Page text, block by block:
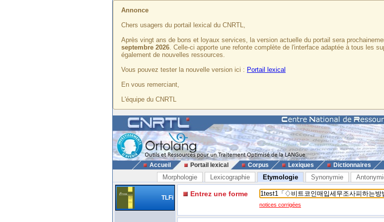
Annonce
Chers usagers du portail lexical du CNRTL,
Après vingt ans de bons et loyaux services, la version actuelle du portail sera
septembre 2026. Celle-ci apporte une refonte complète de l'interface adaptée à tous les
également de nouvelles ressources.
Vous pouvez tester la nouvelle version ici : Portail lexical
En vous remerciant,
L'équipe du CNRTL
Accueil Portail lexical Corpus Lexiques Dictionnaires
Morphologie Lexicographie Etymologie Synonymie
TLFi Entrez une forme
notices corrigées